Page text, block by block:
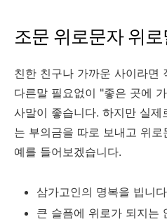
조문 위로문자 위
친한 친구나 가까운 사이라면
다른말 필요없이 "좋은 곳에
사말이 좋습니다. 하지만 실제
는 부의금을 따로 보내고 위
예를 들어보겠습니다.
삼가고인의 명복을 빕니
큰 슬픔에 위로가 되지는